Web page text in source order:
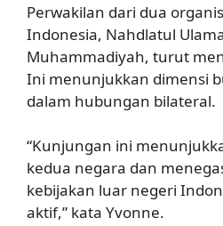
Perwakilan dari dua
Indonesia, Nahdlatul
Muhammadiyah, turut
Ini menunjukkan dimensi
dalam hubungan bilateral.
“Kunjungan ini
kedua negara dan
kebijakan luar negeri
aktif,” kata Yvonne.